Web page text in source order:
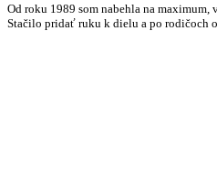
Od roku 1989 som nabehla na
Stačilo pridať ruku k dielu a po rodičoch